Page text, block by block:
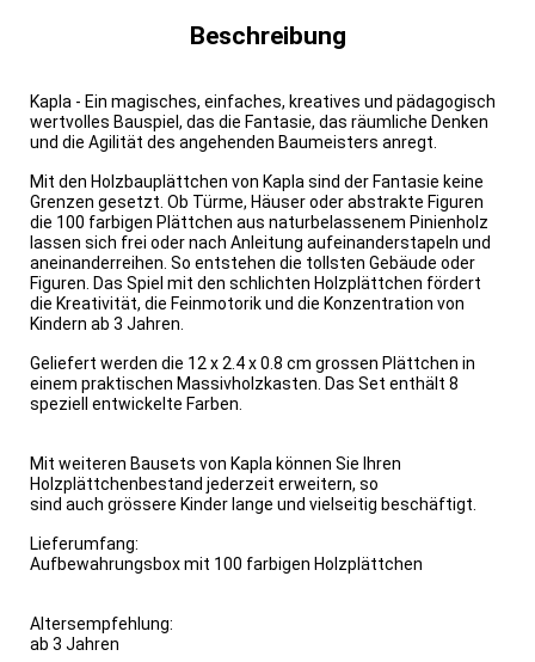
Beschreibung
Kapla - Ein magisches, einfaches, kreatives und pädagogisch
wertvolles Bauspiel, das die Fantasie, das räumliche Denken
und die Agilität des angehenden Baumeisters anregt.
Mit den Holzbauplättchen von Kapla sind der Fantasie keine
Grenzen gesetzt. Ob Türme, Häuser oder abstrakte Figuren
die 100 farbigen Plättchen aus naturbelassenem Pinienholz
lassen sich frei oder nach Anleitung aufeinanderstapeln und
aneinanderreihen. So entstehen die tollsten Gebäude oder
Figuren. Das Spiel mit den schlichten Holzplättchen fördert
die Kreativität, die Feinmotorik und die Konzentration von
Kindern ab 3 Jahren.
Geliefert werden die 12 x 2.4 x 0.8 cm grossen Plättchen in
einem praktischen Massivholzkasten. Das Set enthält 8
speziell entwickelte Farben.
Mit weiteren Bausets von Kapla können Sie Ihren
Holzplättchenbestand jederzeit erweitern, so
sind auch grössere Kinder lange und vielseitig beschäftigt.
Lieferumfang:
Aufbewahrungsbox mit 100 farbigen Holzplättchen
Altersempfehlung:
ab 3 Jahren